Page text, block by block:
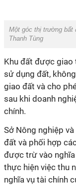
Một góc thị trường bất
Thanh Tùng
Khu đất được giao
sử dụng đất,
giao đất và cho
sau khi doanh
chính.
Sở Nông nghiệp
đất và phối hợp
được trừ vào nghĩa
thực hiện việc thu
nghĩa vụ tài chính